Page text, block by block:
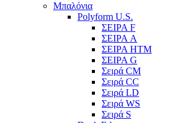
Μπαλόνια
Polyform U.S.
ΣΕΙΡΑ F
ΣΕΙΡΑ A
ΣΕΙΡΑ HTM
ΣΕΙΡΑ G
Σειρά CM
Σειρά CC
Σειρά LD
Σειρά WS
Σειρά S